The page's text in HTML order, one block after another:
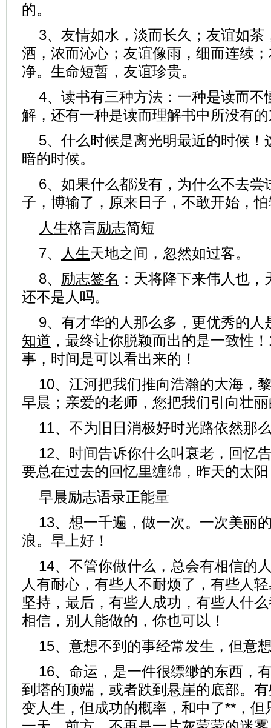
的。
3、友情如水，淡而长久；友谊如茶
酒，浓而沁心；友谊像雨，细而连续
净。生命短暂，友谊珍贵。
4、读书有三种方法：一种是读而不
解，还有一种是读而理解书中所没有
5、什么时候是离光明最近的时候！
暗的时候。
6、如果什么都没有，为什么不去尝
子，博输了，原来日子，不敢开始，
人生格言励志简短
7、
人生天地之间，忽然如过客。
8、 励志签名 ：天将降下来伟人也
还不是人吗。
9、有才华的人那么多，更优秀的人
知道 ，最终让你脱颖而出的是一致性
事，时间是可以看出来的！
10、江河把我们推向浩瀚的大海，
早晨；亲爱的老师，您把我们引向壮
11、不为旧日消极好时光路依然那
12、时间告诉你什么叫衰老，回忆
要总在过去的回忆里缠绵，昨天的太
早晨励志语录正能量
13、想一千遍，做一次。一次美丽
浪。早上好！
14、不管你做什么，总会有相信的
人有耐心，有些人不耐烦了，有些人
坚持，最后，有些人成功，有些人什
相信，别人能做的，你也可以！
15、意想不到的事经常发生，但意
16、命运，是一件很缥缈的东西，
到塔的顶端，或者跌到悬崖的底部。
变人生，但成功的概率，和中了**，